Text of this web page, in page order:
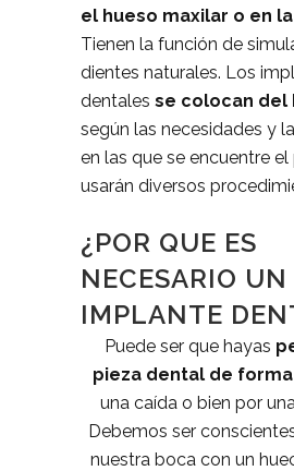
el hueso maxilar o en
Tienen la función de
dientes naturales. Los
dentales se colocan del
según las necesidades y
en las que se encuentre el
usarán diversos
¿POR QUE ES
NECESARIO UN
IMPLANTE
Puede ser que hayas
pieza dental de
una caída o bien por
Debemos ser
nuestra boca con un